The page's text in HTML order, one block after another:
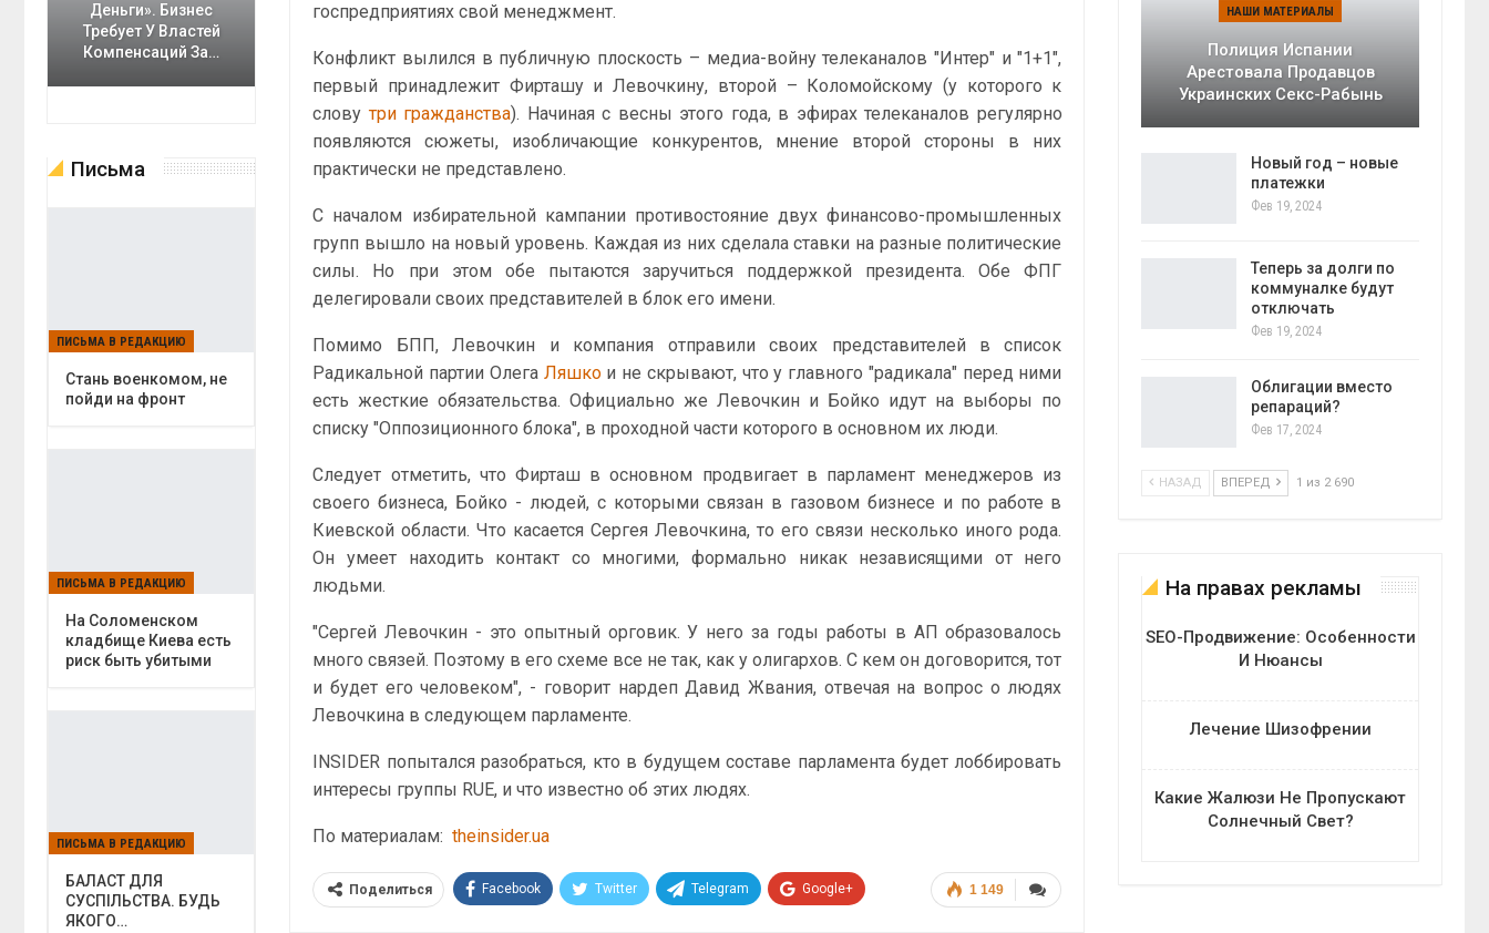
госпредприятиях свой менеджмент.
Конфликт вылился в публичную плоскость – медиа-войну телеканалов "Интер" и "1+1",
первый принадлежит Фирташу и Левочкину, второй – Коломойскому (у которого к
словутри гражданства). Начиная с весны этого года, в эфирах телеканалов регулярно
появляются сюжеты, изобличающие конкурентов, мнение второй стороны в них
практически не представлено.
С началом избирательной кампании противостояние двух финансово-промышленных
групп вышло на новый уровень. Каждая из них сделала ставки на разные политические
силы. Но при этом обе пытаются заручиться поддержкой президента. Обе ФПГ
делегировали своих представителей в блок его имени.
Помимо БПП, Левочкин и компания отправили своих представителей в список
Радикальной партии Олега Ляшкои не скрывают, что у главного "радикала" перед ними
есть жесткие обязательства. Официально же Левочкин и Бойко идут на выборы по
списку "Оппозиционного блока", в проходной части которого в основном их люди.
Следует отметить, что Фирташ в основном продвигает в парламент менеджеров из
своего бизнеса, Бойко - людей, с которыми связан в газовом бизнесе и по работе в
Киевской области. Что касается Сергея Левочкина, то его связи несколько иного рода.
Он умеет находить контакт со многими, формально никак независящими от него
людьми.
"Сергей Левочкин - это опытный орговик. У него за годы работы в АП образовалось
много связей. Поэтому в его схеме все не так, как у олигархов. С кем он договорится, тот
и будет его человеком", - говорит нардеп Давид Жвания, отвечая на вопрос о людях
Левочкина в следующем парламенте.
INSIDER попытался разобраться, кто в будущем составе парламента будет лоббировать
интересы группы RUE, и что известно об этих людях.
По материалам:theinsider.ua
1 149
Поделиться Facebook Twitter Telegram Google+
НАШИ МАТЕРИАЛЫ
Полиция Испании
Арестовала Продавцов
Украинских Секс-Рабынь
Новый год – новые
платежки
Фев 19, 2024
Теперь за долги по
коммуналке будут
отключать
Фев 19, 2024
Облигации вместо
репараций?
Фев 17, 2024
НАЗАД ВПЕРЕД 1 из 2 690
На правах рекламы
SEO-Продвижение: Особенности
И Нюансы
Лечение Шизофрении
Какие Жалюзи Не Пропускают
Солнечный Свет?
Деньги». Бизнес
Требует У Властей
Компенсаций За…
Письма
ПИСЬМА В РЕДАКЦИЮ
Cтань военкомом, не
пойди на фронт
ПИСЬМА В РЕДАКЦИЮ
На Соломенском
кладбище Киева есть
риск быть убитыми
ПИСЬМА В РЕДАКЦИЮ
БАЛАСТ ДЛЯ
СУСПІЛЬСТВА. БУДЬ
ЯКОГО…